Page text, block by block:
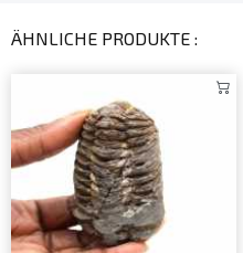
ÄHNLICHE PRODUKTE :